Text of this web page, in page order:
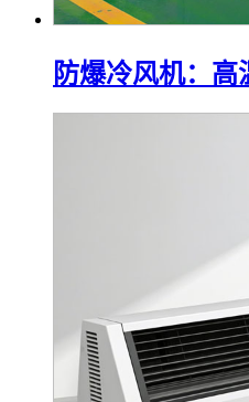
防爆冷风机：高